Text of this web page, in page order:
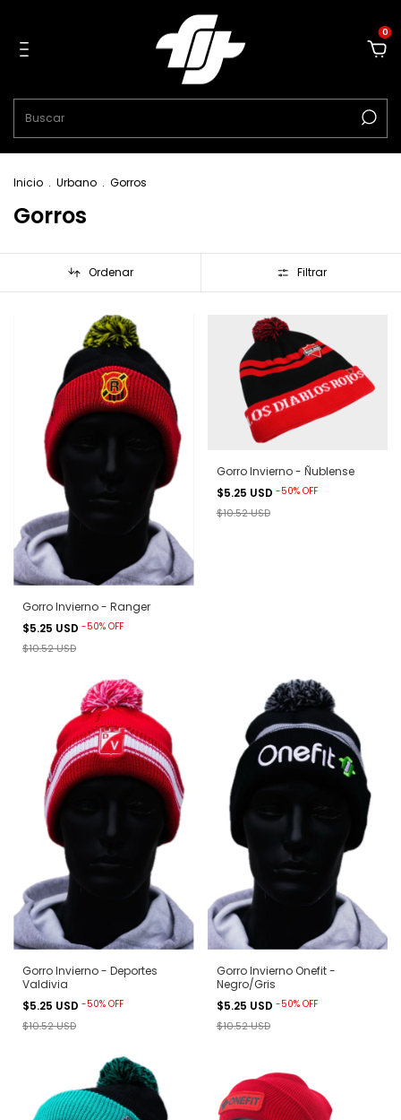
0
Inicio . Urbano . Gorros
Gorros
Ordenar Filtrar
Gorro Invierno - Ranger
$5.25 USD -50% OFF
$10.52 USD
Gorro Invierno - Ñublense
$5.25 USD -50% OFF
$10.52 USD
Gorro Invierno - Deportes
Valdivia
$5.25 USD -50% OFF
$10.52 USD
Gorro Invierno Onefit -
Negro/Gris
$5.25 USD -50% OFF
$10.52 USD